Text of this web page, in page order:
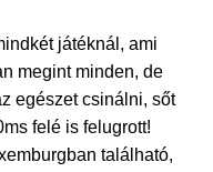
játéknál, ami
megint minden, de
egészet csinálni, sőt
felé is felugrott!
található,